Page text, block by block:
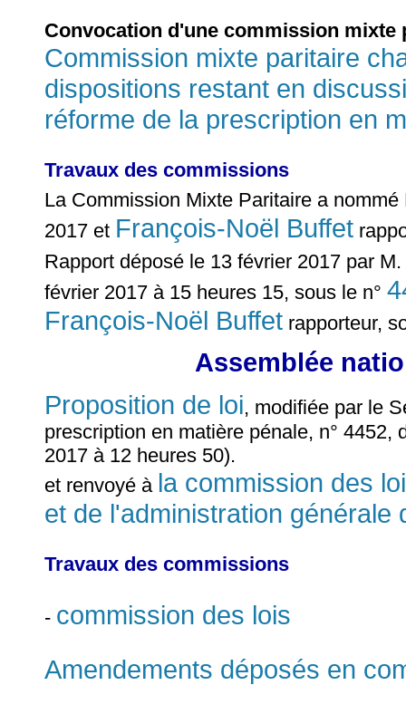
Convocation d'une commission mixte
Commission mixte paritaire
dispositions restant en
réforme de la prescription en
Travaux des commissions
La Commission Mixte Paritaire a
2017 et François-Noël Buffet
Rapport déposé le 13 février 2017 par M.
février 2017 à 15 heures 15, sous le n°
François-Noël Buffet rapporteur,
Assemblée
Proposition de loi, modifiée par le
prescription en matière pénale, n°
2017 à 12 heures 50).
et renvoyé à la commission des
et de l'administration générale
Travaux des commissions
- commission des lois
Amendements déposés en